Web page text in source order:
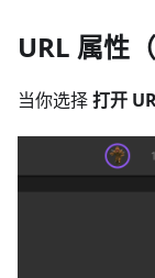
URL 属性
当你选择打开